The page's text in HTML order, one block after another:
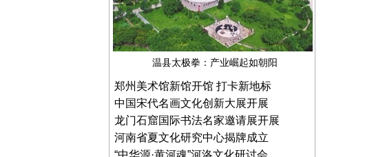
温县太极拳：产业崛起如朝阳
郑州美术馆新馆开馆 打卡新地标
中国宋代名画文化创新大展开展
龙门石窟国际书法名家邀请展开展
河南省夏文化研究中心揭牌成立
“中华源·黄河魂”河洛文化研讨会